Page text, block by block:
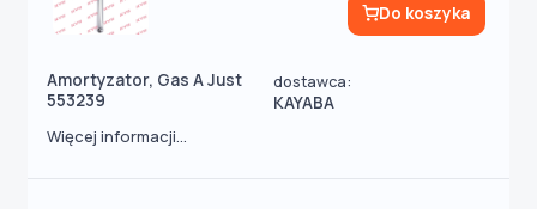
Amortyzator, Gas A Just
553239
dostawca:
KAYABA
Do koszyka
Więcej informacji...